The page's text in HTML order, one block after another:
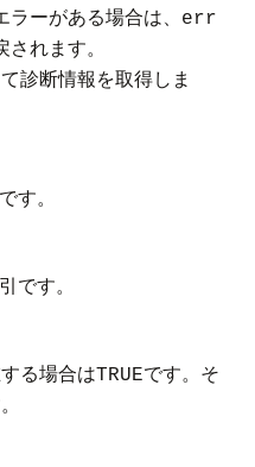
ーがある場合は、
err
されます。
診断情報を取得しま
す。
です。
る場合はTRUEです。そ